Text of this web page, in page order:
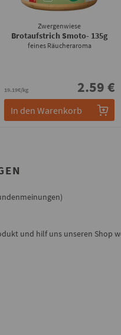
Zwergenwiese
Brotaufstrich Smoto- 135g
feines Räucheraroma
19.19€/kg 2.59 €
In den Warenkorb
und hilf uns unseren Shop